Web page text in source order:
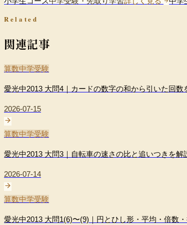
Related
関連記事
算数中学受験
愛光中2013 大問4｜カードの数字の和から引いた回数
2026-07-15
算数中学受験
愛光中2013 大問3｜自転車の速さの比と追いつきを解
2026-07-14
算数中学受験
愛光中2013 大問1(6)〜(9)｜円とひし形・平均・倍数